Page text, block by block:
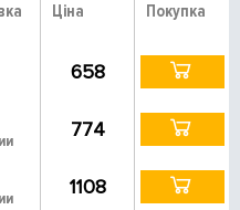
Ціна Покупка
658
774
1108